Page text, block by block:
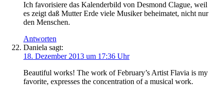
Ich favorisiere das Kalenderbild von Desmond Clague, weil
es zeigt daß Mutter Erde viele Musiker beheimatet, nicht nur
den Menschen.
Antworten
Daniela sagt:
18. Dezember 2013 um 17:36 Uhr
Beautiful works! The work of February’s Artist Flavia is my
favorite, expresses the concentration of a musical work.